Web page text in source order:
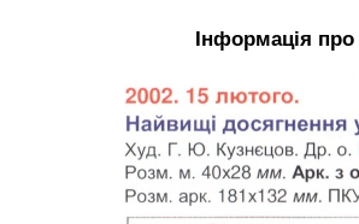
Інформація